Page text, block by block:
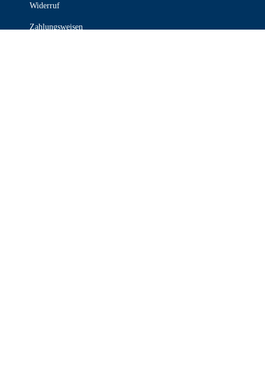
Widerruf
Zahlungsweisen